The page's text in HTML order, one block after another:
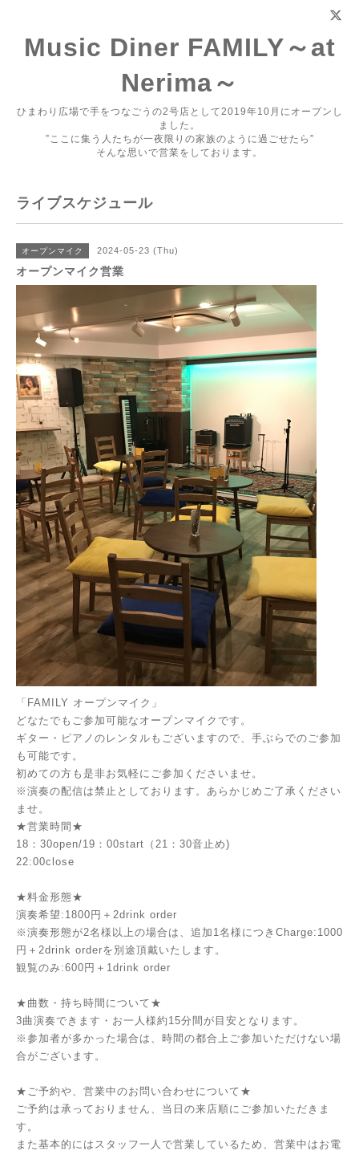
Music Diner FAMILY～at
Nerima～
ひまわり広場で手をつなごうの2号店として2019年10月にオープンし
ました。
”ここに集う人たちが一夜限りの家族のように過ごせたら”
そんな思いで営業をしております。
ライブスケジュール
オープンマイク 2024-05-23 (Thu)
オープンマイク営業
「FAMILY オープンマイク」
どなたでもご参加可能なオープンマイクです。
ギター・ピアノのレンタルもございますので、手ぶらでのご参加
も可能です。
初めての方も是非お気軽にご参加くださいませ。
※演奏の配信は禁止としております。あらかじめご了承ください
ませ。
★営業時間★
18：30open/19：00start（21：30音止め)
22:00close
★料金形態★
演奏希望:1800円＋2drink order
※演奏形態が2名様以上の場合は、追加1名様につきCharge:1000
円＋2drink orderを別途頂戴いたします。
観覧のみ:600円＋1drink order
★曲数・持ち時間について★
3曲演奏できます・お一人様約15分間が目安となります。
※参加者が多かった場合は、時間の都合上ご参加いただけない場
合がございます。
★ご予約や、営業中のお問い合わせについて★
ご予約は承っておりません、当日の来店順にご参加いただきま
す。
また基本的にはスタッフ一人で営業しているため、営業中はお電